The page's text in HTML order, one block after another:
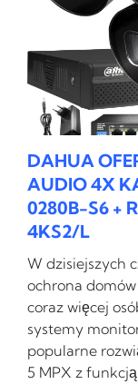
DAHUA
AUDIO 4X
0280B-S6 +
4KS2/L
W dzisiejszych
ochrona
coraz więcej
systemy
popularne
5 MPX z